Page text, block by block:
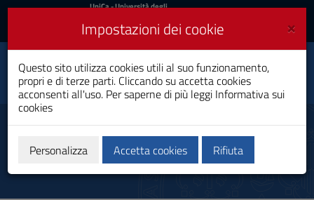
Vai
al
navigazione
UniCa
Accedi
UniCa- Università degli
Accedi UniCA News
Toggle
navigation
Tecniche della
Prevenzione
nell'Ambiente e nei
Luoghi di Lavoro
Laurea
Referenti
×
Impostazioni dei cookie
Questo sito utilizza cookies utili al suo funzionamento,
propri e di terze parti. Cliccando su accetta cookies
acconsenti all'uso. Per saperne di più leggi Informativa sui
cookies
Personalizza Accetta cookies Rifiuta